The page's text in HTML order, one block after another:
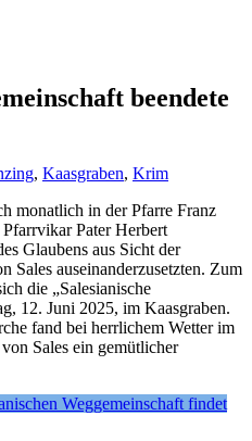
beendete
, Kaasgraben, Krim
monatlich in der Pfarre Franz
Pater Herbert
Glaubens aus Sicht der
Sales auseinanderzusetzten. Zum
die „Salesianische
12. Juni 2025, im Kaasgraben.
fand bei herrlichem Wetter im
Sales ein gemütlicher
Weggemeinschaft findet